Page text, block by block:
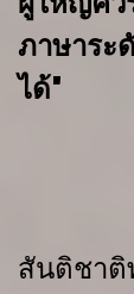
ภาษาระ
ได้"
สันติชาติ